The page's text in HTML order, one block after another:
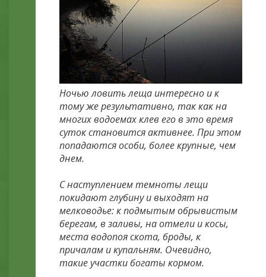
Ночью ловить леща интересно и к
тому же результативно, так как на
многих водоемах клев его в это время
суток становится активнее. При этом
попадаются особи, более крупные, чем
днем.
С наступлением темноты лещи
покидают глубину и выходят на
мелководье: к подмытым обрывистым
берегам, в заливы, на отмели и косы,
места водопоя скота, броды, к
причалам и купальням. Очевидно,
такие участки богаты кормом.